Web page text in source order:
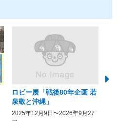
ロビー展「戦後80年企画 若
泉敬と沖縄」
2025年12月9日〜2026年9月27